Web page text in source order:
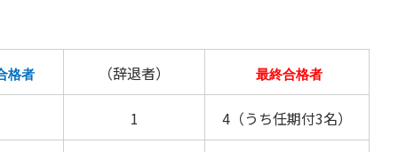
格者 （辞退者） 最終合格者
1 4（うち任期付3名）